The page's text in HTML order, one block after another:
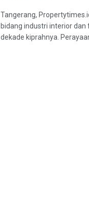
Tangerang,
bidang industri interior
dekade kiprahnya.